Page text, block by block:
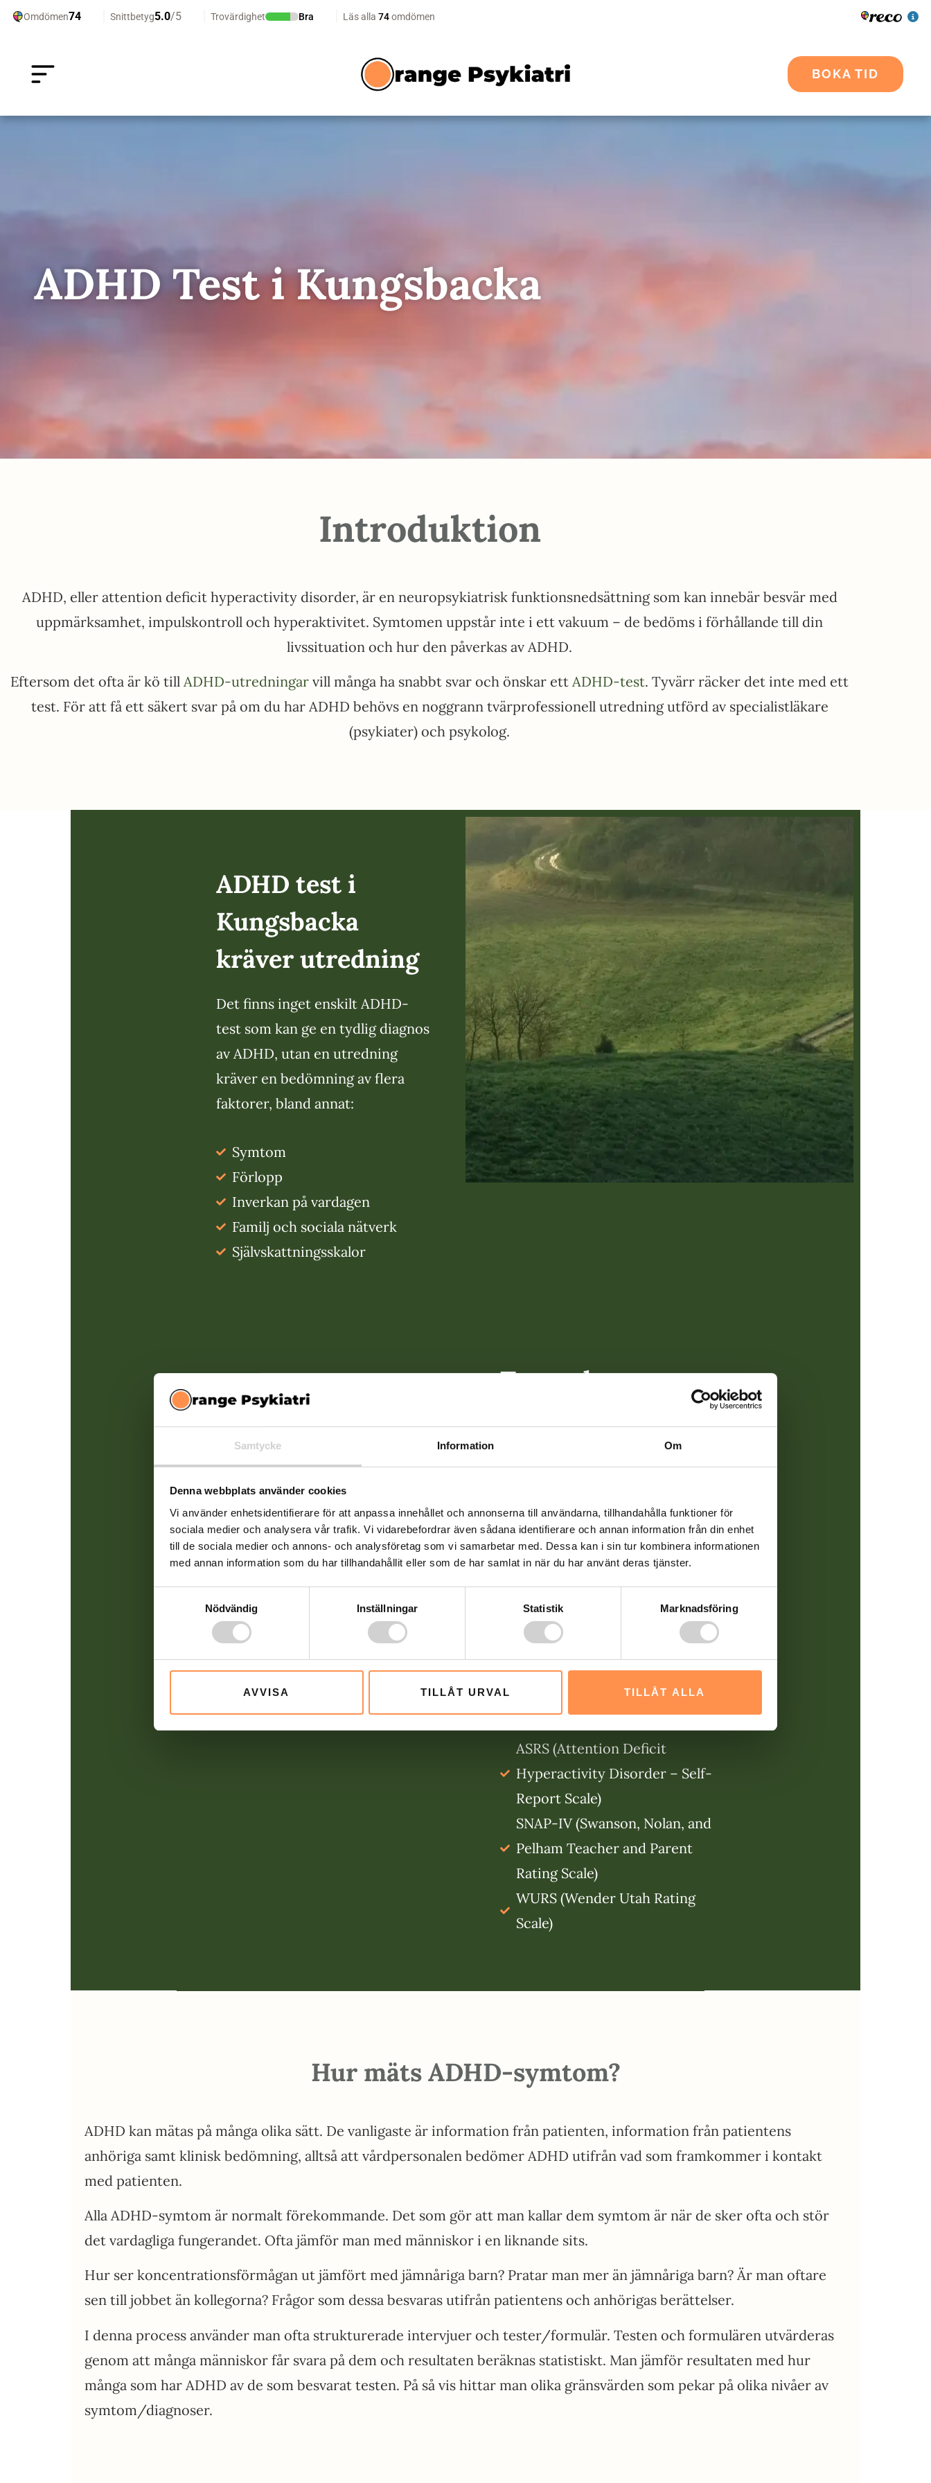
Samtycke Information Om
Denna webbplats använder cookies
Vi använder enhetsidentifierare för att anpassa innehållet och annonserna till användarna, tillhandahålla funktioner för
sociala medier och analysera vår trafik. Vi vidarebefordrar även sådana identifierare och annan information från din enhet
till de sociala medier och annons- och analysföretag som vi samarbetar med. Dessa kan i sin tur kombinera informationen
med annan information som du har tillhandahållit eller som de har samlat in när du har använt deras tjänster.
Nödvändig
Inställningar Statistik Marknadsföring
AVVISA TILLÅT URVAL TILLÅT ALLA
BOKA TID
ADHD Test i Kungsbacka
Introduktion
ADHD, eller attention deficit hyperactivity disorder, är en neuropsykiatrisk funktionsnedsättning som kan innebär besvär med
uppmärksamhet, impulskontroll och hyperaktivitet. Symtomen uppstår inte i ett vakuum – de bedöms i förhållande till din
livssituation och hur den påverkas av ADHD.
Eftersom det ofta är kö till ADHD-utredningar vill många ha snabbt svar och önskar ett ADHD-test. Tyvärr räcker det inte med ett
test. För att få ett säkert svar på om du har ADHD behövs en noggrann tvärprofessionell utredning utförd av specialistläkare
(psykiater) och psykolog.
ADHD test i
Kungsbacka
kräver utredning
Det finns inget enskilt ADHD-
test som kan ge en tydlig diagnos
av ADHD, utan en utredning
kräver en bedömning av flera
faktorer, bland annat:
Symtom
Förlopp
Inverkan på vardagen
Familj och sociala nätverk
Självskattningsskalor
Test och
utredning är att fylla i
självskattningsskalor. Dessa
skalor är utformade för att mäta
har. Märk väl att detta inte är
ADHD-tester utan snarare
enkäter. Några exempel på
självskattningsskalor är:
ASRS (Attention Deficit
Hyperactivity Disorder – Self-
Report Scale)
SNAP-IV (Swanson, Nolan, and
Pelham Teacher and Parent
Rating Scale)
WURS (Wender Utah Rating
Scale)
Hur mäts ADHD-symtom?
ADHD kan mätas på många olika sätt. De vanligaste är information från patienten, information från patientens
anhöriga samt klinisk bedömning, alltså att vårdpersonalen bedömer ADHD utifrån vad som framkommer i kontakt
med patienten.
Alla ADHD-symtom är normalt förekommande. Det som gör att man kallar dem symtom är när de sker ofta och stör
det vardagliga fungerandet. Ofta jämför man med människor i en liknande sits.
Hur ser koncentrationsförmågan ut jämfört med jämnåriga barn? Pratar man mer än jämnåriga barn? Är man oftare
sen till jobbet än kollegorna? Frågor som dessa besvaras utifrån patientens och anhörigas berättelser.
I denna process använder man ofta strukturerade intervjuer och tester/formulär. Testen och formulären utvärderas
genom att många människor får svara på dem och resultaten beräknas statistiskt. Man jämför resultaten med hur
många som har ADHD av de som besvarat testen. På så vis hittar man olika gränsvärden som pekar på olika nivåer av
symtom/diagnoser.